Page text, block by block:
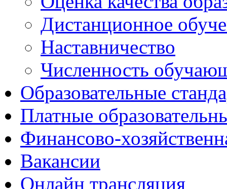
Дистанционное
Наставничество
Численность
Образовательные
Платные
Финансово-
Вакансии
Онлайн трансляция